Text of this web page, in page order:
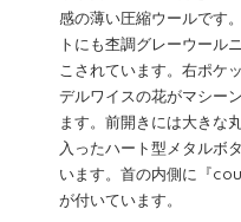
感の薄い圧縮ウールです
トにも杢調グレーウール
こされています。右ポケ
デルワイスの花がマシー
ます。前開きには大きな
入ったハート型メタルボ
います。首の内側に『
が付いています。